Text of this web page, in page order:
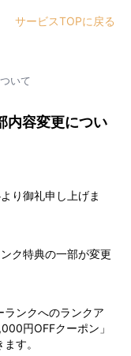
サービスTOPに戻る
いて
内容変更につい
り御礼申し上げま
ク特典の一部が変更
ランクへのランクア
円OFFクーポン」
す。